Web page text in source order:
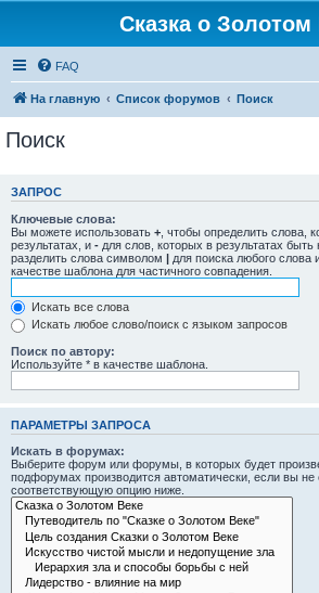
Сказка о Золотом
FAQ
На главную Список форумов Поиск
Поиск
ЗАПРОС
Ключевые слова:
Вы можете использовать + , чтобы определить слова,
результатах, и - для слов, которых в результатах
разделить слова символом | для поиска любого слова
качестве шаблона для частичного совпадения.
Искать все слова
Искать любое слово/поиск с языком запросов
Поиск по автору:
Используйте * в качестве шаблона.
ПАРАМЕТРЫ ЗАПРОСА
Искать в форумах:
Выберите форум или форумы, в которых будет
подфорумах производится автоматически, если вы не
соответствующую опцию ниже.